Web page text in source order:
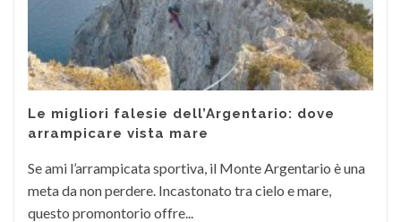
Le migliori falesie dell’Argentario: dove
arrampicare vista mare
Se ami l’arrampicata sportiva, il Monte Argentario è una
meta da non perdere. Incastonato tra cielo e mare,
questo promontorio offre...